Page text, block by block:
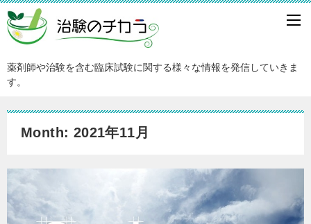
薬剤師や治験を含む臨床試験に関する様々な情報を発信していきま
す。
Month: 2021年11月